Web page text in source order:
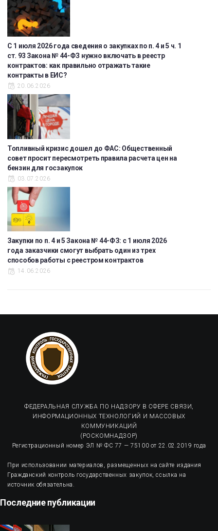
С 1 июля 2026 года сведения о закупках по п. 4 и 5 ч. 1
ст. 93 Закона № 44-ФЗ нужно включать в реестр
контрактов: как правильно отражать такие
контракты в ЕИС?
20.06.2026
Топливный кризис дошел до ФАС: Общественный
совет просит пересмотреть правила расчета цен на
бензин для госзакупок
03.07.2026
Закупки по п. 4 и 5 Закона № 44-ФЗ: с 1 июля 2026
года заказчики смогут выбрать один из трех
способов работы с реестром контрактов
14.06.2026
ФЕДЕРАЛЬНАЯ СЛУЖБА ПО НАДЗОРУ В СФЕРЕ СВЯЗИ,
ИНФОРМАЦИОННЫХ ТЕХНОЛОГИЙ И МАССОВЫХ
КОММУНИКАЦИЙ
(РОСКОМНАДЗОР)
Регистрационный номер ЭЛ № ФС 77 — 75100 от 22.02.2019 года
При использовании материалов, размещенных на сайте издания
Гражданский контроль государственных закупок, ссылка на
источник обязательна.
Последние публикации